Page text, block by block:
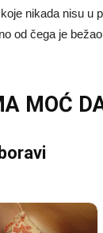
nikada nisu u
od čega je
MOĆ